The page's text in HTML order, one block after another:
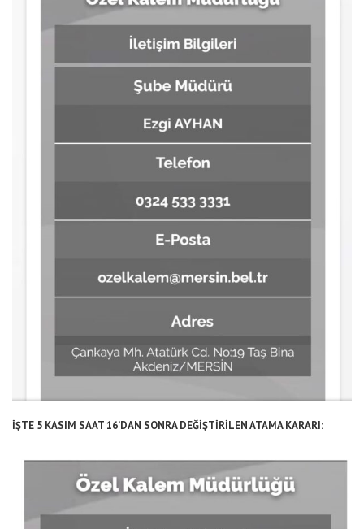
İŞTE 5 KASIM SAAT 16’DAN SONRA DEĞİŞTİRİLEN ATAMA KARARI: